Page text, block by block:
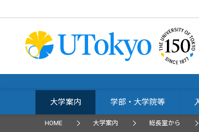
大学案内 学部・大学院等
HOME 大学案内 総長室から